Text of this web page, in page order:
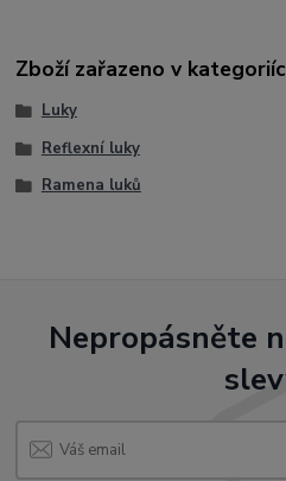
Zboží zařazeno v
Luky
Reflexní luky
Ramena luků
Nepropásněte